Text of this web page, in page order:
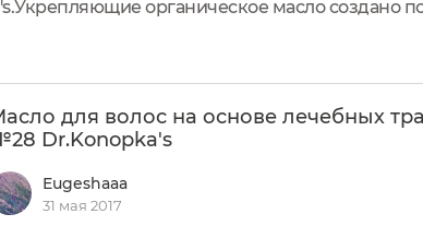
органическое масло создано
для волос на основе лечебных
Dr.Konopka's
Eugeshaaa
31 мая 2017